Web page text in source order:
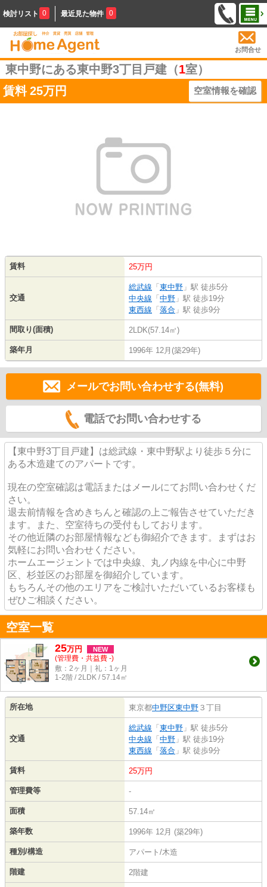
検討リスト 0 最近見た物件 0
お問合せ
東中野にある東中野3丁目戸建（1室）
賃料 25万円 空室情報を確認
賃料 25万円
交通
総武線 「 東中野 」駅 徒歩5分
中央線 「 中野 」駅 徒歩19分
東西線 「 落合 」駅 徒歩9分
間取り(面積) 2LDK(57.14㎡)
築年月 1996年 12月(築29年)
メールでお問い合わせする(無料)
電話でお問い合わせする
【東中野3丁目戸建】は総武線・東中野駅より徒歩５分に
ある木造建てのアパートです。
現在の空室確認は電話またはメールにてお問い合わせくだ
さい。
退去前情報を含めきちんと確認の上ご報告させていただき
ます。また、空室待ちの受付もしております。
その他近隣のお部屋情報なども御紹介できます。まずはお
気軽にお問い合わせください。
ホームエージェントでは中央線、丸ノ内線を中心に中野
区、杉並区のお部屋を御紹介しています。
もちろんその他のエリアをご検討いただいているお客様も
ぜひご相談ください。
空室一覧
25万円 NEW
(管理費・共益費 -)
敷：2ヶ月｜礼：1ヶ月
1-2階 / 2LDK / 57.14㎡
所在地 東京都中野区東中野 ３丁目
交通
総武線 「 東中野 」駅 徒歩5分
中央線 「 中野 」駅 徒歩19分
東西線 「 落合 」駅 徒歩9分
賃料 25万円
管理費等 -
面積 57.14㎡
築年数 1996年 12月 (築29年)
種別/構造 アパート/木造
階建 2階建